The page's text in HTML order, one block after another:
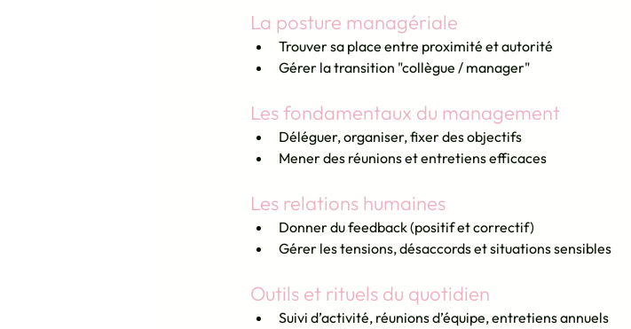
La posture managériale
Trouver sa place entre proximité et autorité
Gérer la transition "collègue / manager"
Les fondamentaux du management
Déléguer, organiser, fixer des objectifs
Mener des réunions et entretiens efficaces
Les relations humaines
Donner du feedback (positif et correctif)
Gérer les tensions, désaccords et situations sensibles
Outils et rituels du quotidien
Suivi d’activité, réunions d’équipe, entretiens annuels